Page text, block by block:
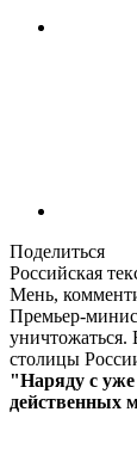
Поделиться
Российская
Мень,
Премьер-
столицы
"Наряду с уже
действенных